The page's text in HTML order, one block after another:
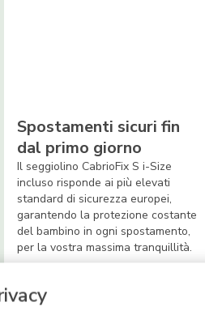
Spostamenti sicuri fin
dal primo giorno
Il seggiolino CabrioFix S i-Size
incluso risponde ai più elevati
standard di sicurezza europei,
garantendo la protezione costante
del bambino in ogni spostamento,
per la vostra massima tranquillità.